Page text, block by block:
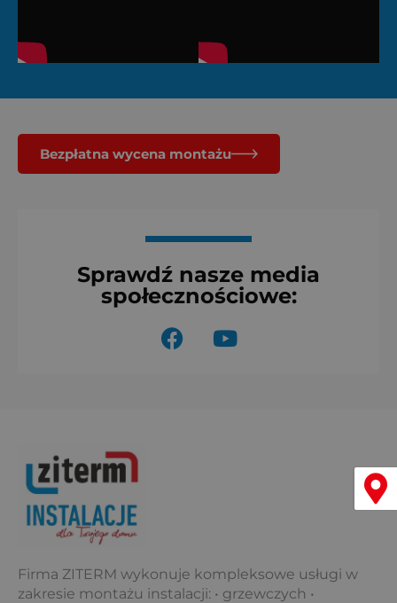
Bezpłatna wycena montażu
Sprawdź nasze media
społecznościowe:
F
a
Y
o
Firma ZITERM wykonuje kompleksowe usługi w
zakresie montażu instalacji: • grzewczych •
Menu